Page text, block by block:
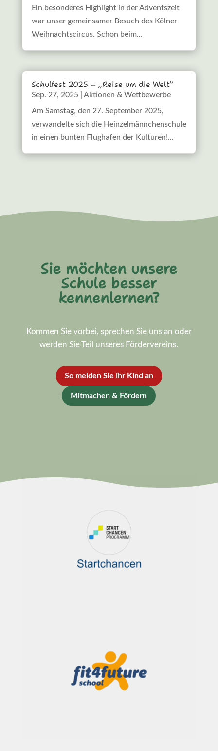
Ein besonderes Highlight in der Adventszeit
war unser gemeinsamer Besuch des Kölner
Weihnachtscircus. Schon beim...
Schulfest 2025 – „Reise um die Welt“
Sep. 27, 2025| Aktionen & Wettbewerbe
Am Samstag, den 27. September 2025,
verwandelte sich die Heinzelmännchenschule
in einen bunten Flughafen der Kulturen!...
Sie möchten unsere
Schule besser
kennenlernen?
Kommen Sie vorbei, sprechen Sie uns an oder
werden Sie Teil unseres Fördervereins.
So melden Sie ihr Kind an
Mitmachen & Fördern